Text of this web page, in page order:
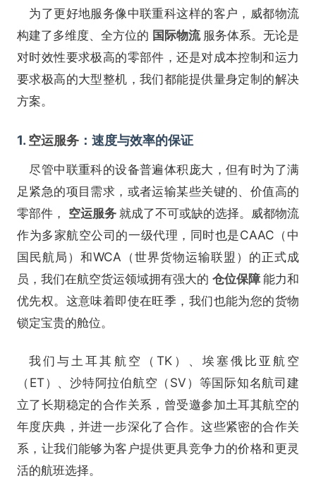
为了更好地服务像中联重科这样的客户，威都物流
构建了多维度、全方位的 国际物流 服务体系。无论是
对时效性要求极高的零部件，还是对成本控制和运力
要求极高的大型整机，我们都能提供量身定制的解决
方案。
1.空运服务 ：速度与效率的保证
尽管中联重科的设备普遍体积庞大，但有时为了满
足紧急的项目需求，或者运输某些关键的、价值高的
零部件， 空运服务 就成了不可或缺的选择。威都物流
作为多家航空公司的一级代理，同时也是CAAC（中
国民航局）和WCA（世界货物运输联盟）的正式成
员，我们在航空货运领域拥有强大的 仓位保障能力和
优先权。这意味着即使在旺季，我们也能为您的货物
锁定宝贵的舱位。
我们与土耳其航空（TK）、埃塞俄比亚航空
（ET）、沙特阿拉伯航空（SV）等国际知名航司建
立了长期稳定的合作关系，曾受邀参加土耳其航空的
年度庆典，并进一步深化了合作。这些紧密的合作关
系，让我们能够为客户提供更具竞争力的价格和更灵
活的航班选择。